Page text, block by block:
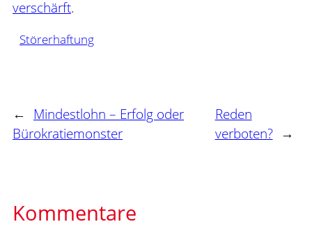
verschärft.
Störerhaftung
←
Mindestlohn – Erfolg oder
Bürokratiemonster
Reden
verboten? →
Kommentare